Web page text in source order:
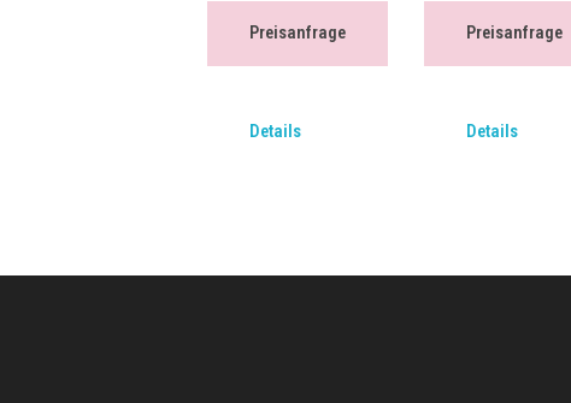
Preisanfrage
Details
Preisanfrage
Details